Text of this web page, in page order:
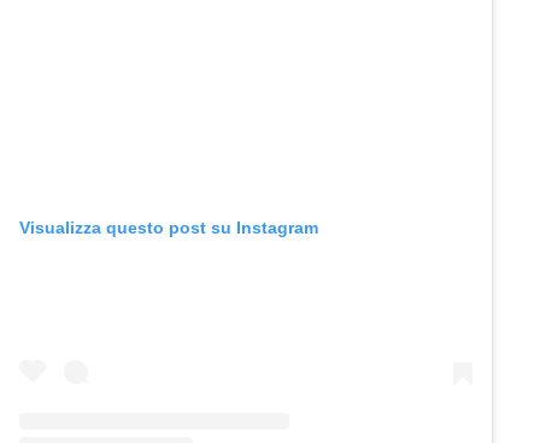
Visualizza questo post su Instagram